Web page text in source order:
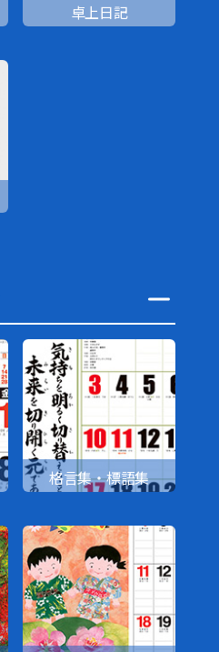
卓上日記
格言集・標語集